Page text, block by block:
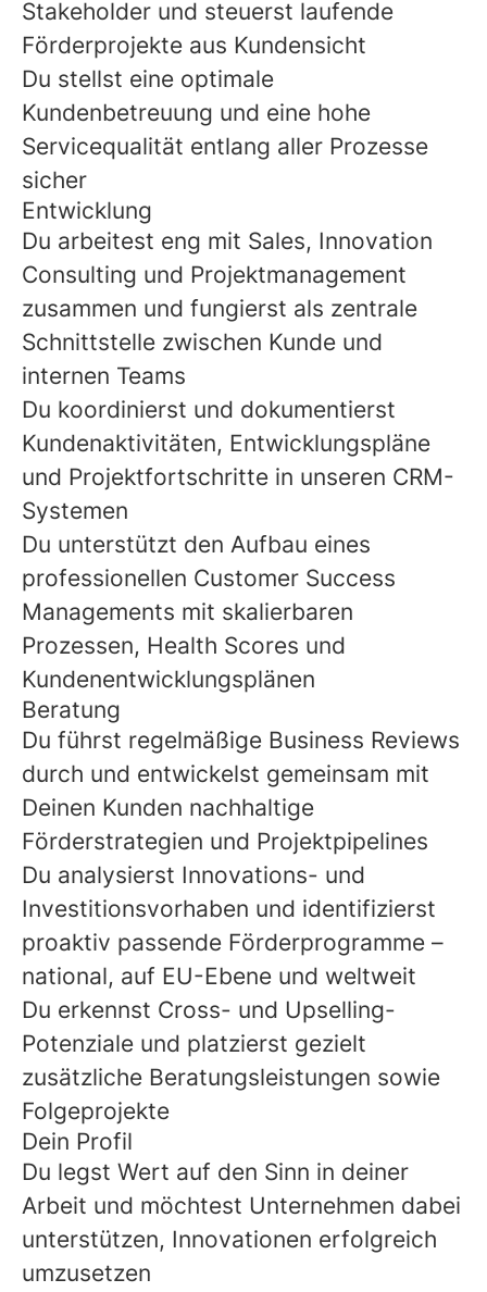
Stakeholder und steuerst laufende
Förderprojekte aus Kundensicht
Du stellst eine optimale
Kundenbetreuung und eine hohe
Servicequalität entlang aller Prozesse
sicher
Entwicklung
Du arbeitest eng mit Sales, Innovation
Consulting und Projektmanagement
zusammen und fungierst als zentrale
Schnittstelle zwischen Kunde und
internen Teams
Du koordinierst und dokumentierst
Kundenaktivitäten, Entwicklungspläne
und Projektfortschritte in unseren CRM-
Systemen
Du unterstützt den Aufbau eines
professionellen Customer Success
Managements mit skalierbaren
Prozessen, Health Scores und
Kundenentwicklungsplänen
Beratung
Du führst regelmäßige Business Reviews
durch und entwickelst gemeinsam mit
Deinen Kunden nachhaltige
Förderstrategien und Projektpipelines
Du analysierst Innovations- und
Investitionsvorhaben und identifizierst
proaktiv passende Förderprogramme –
national, auf EU-Ebene und weltweit
Du erkennst Cross- und Upselling-
Potenziale und platzierst gezielt
zusätzliche Beratungsleistungen sowie
Folgeprojekte
Dein Profil
Du legst Wert auf den Sinn in deiner
Arbeit und möchtest Unternehmen dabei
unterstützen, Innovationen erfolgreich
umzusetzen